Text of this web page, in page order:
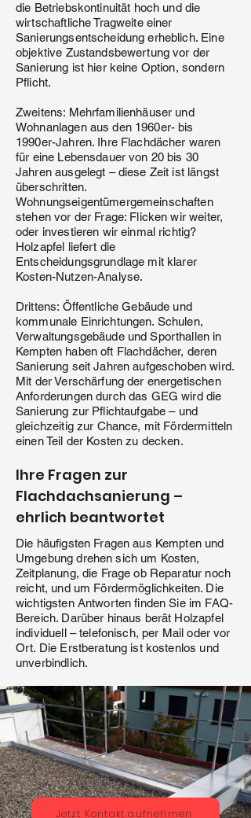
die Betriebskontinuität hoch und die
wirtschaftliche Tragweite einer
Sanierungsentscheidung erheblich. Eine
objektive Zustandsbewertung vor der
Sanierung ist hier keine Option, sondern
Pflicht.
Zweitens: Mehrfamilienhäuser und
Wohnanlagen aus den 1960er- bis
1990er-Jahren. Ihre Flachdächer waren
für eine Lebensdauer von 20 bis 30
Jahren ausgelegt – diese Zeit ist längst
überschritten.
Wohnungseigentümergemeinschaften
stehen vor der Frage: Flicken wir weiter,
oder investieren wir einmal richtig?
Holzapfel liefert die
Entscheidungsgrundlage mit klarer
Kosten-Nutzen-Analyse.
Drittens: Öffentliche Gebäude und
kommunale Einrichtungen. Schulen,
Verwaltungsgebäude und Sporthallen in
Kempten haben oft Flachdächer, deren
Sanierung seit Jahren aufgeschoben wird.
Mit der Verschärfung der energetischen
Anforderungen durch das GEG wird die
Sanierung zur Pflichtaufgabe – und
gleichzeitig zur Chance, mit Fördermitteln
einen Teil der Kosten zu decken.
Ihre Fragen zur
Flachdachsanierung –
ehrlich beantwortet
Die häufigsten Fragen aus Kempten und
Umgebung drehen sich um Kosten,
Zeitplanung, die Frage ob Reparatur noch
reicht, und um Fördermöglichkeiten. Die
wichtigsten Antworten finden Sie im FAQ-
Bereich. Darüber hinaus berät Holzapfel
individuell – telefonisch, per Mail oder vor
Ort. Die Erstberatung ist kostenlos und
unverbindlich.
Jetzt Kontakt aufnehmen